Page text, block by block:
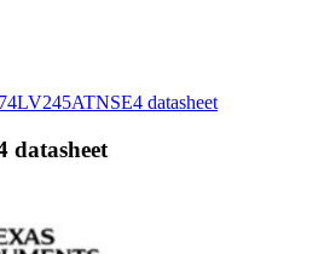
datasheet
datasheet